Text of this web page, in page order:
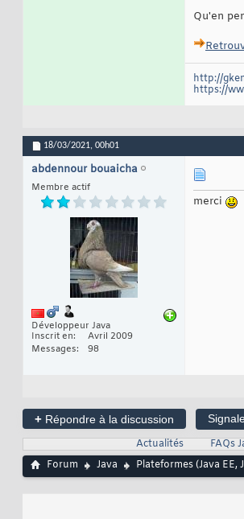
Qu'en
http://
https://
18/03/2021, 00h01
abdennour bouaicha
Membre actif
Développeur Java
Inscrit en
Avril 2009
Messages
98
merci
+ Répondre à la discussion
Actualités
FAQs
Forum
Java Plateformes (Java EE,